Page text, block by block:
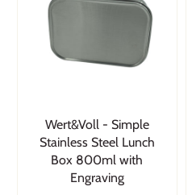
Wert&Voll - Simple
Stainless Steel Lunch
Box 800ml with
Engraving